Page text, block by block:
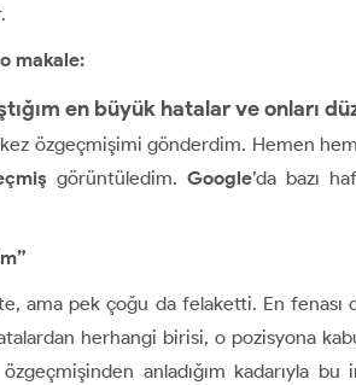
makale:
en büyük hatalar ve onları
özgeçmişimi gönderdim. Hemen
görüntüledim. Google’da bazı
ama pek çoğu da felaketti. En fenası
herhangi birisi, o pozisyona
anladığım kadarıyla